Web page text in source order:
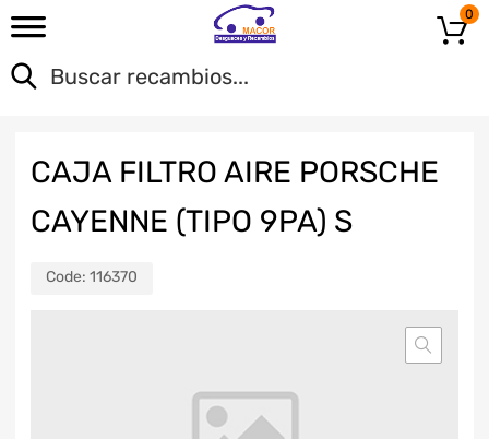
0
CAJA FILTRO AIRE PORSCHE
CAYENNE (TIPO 9PA) S
Code: 116370